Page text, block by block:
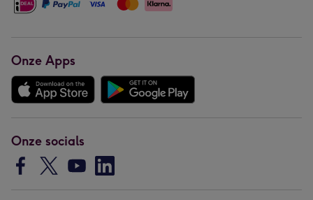
Onze Apps
Onze socials